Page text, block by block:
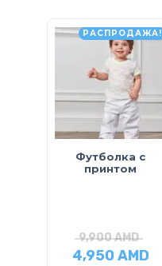
РАСПРОДАЖА!
Футболка с
принтом
9,900AMD
4,950AMD